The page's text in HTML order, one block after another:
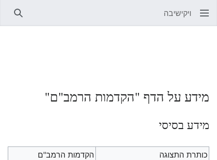
ויקישיבה
מידע על הדף "הקדמות הרמב"ם"
מידע בסיסי
כותרת התצוגה
הקדמות הרמב"ם